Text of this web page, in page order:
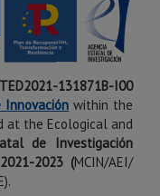
TED2021-131871B-I00
Innovación within the
at the Ecological and
de Investigación
2023 (MCIN/AEI/